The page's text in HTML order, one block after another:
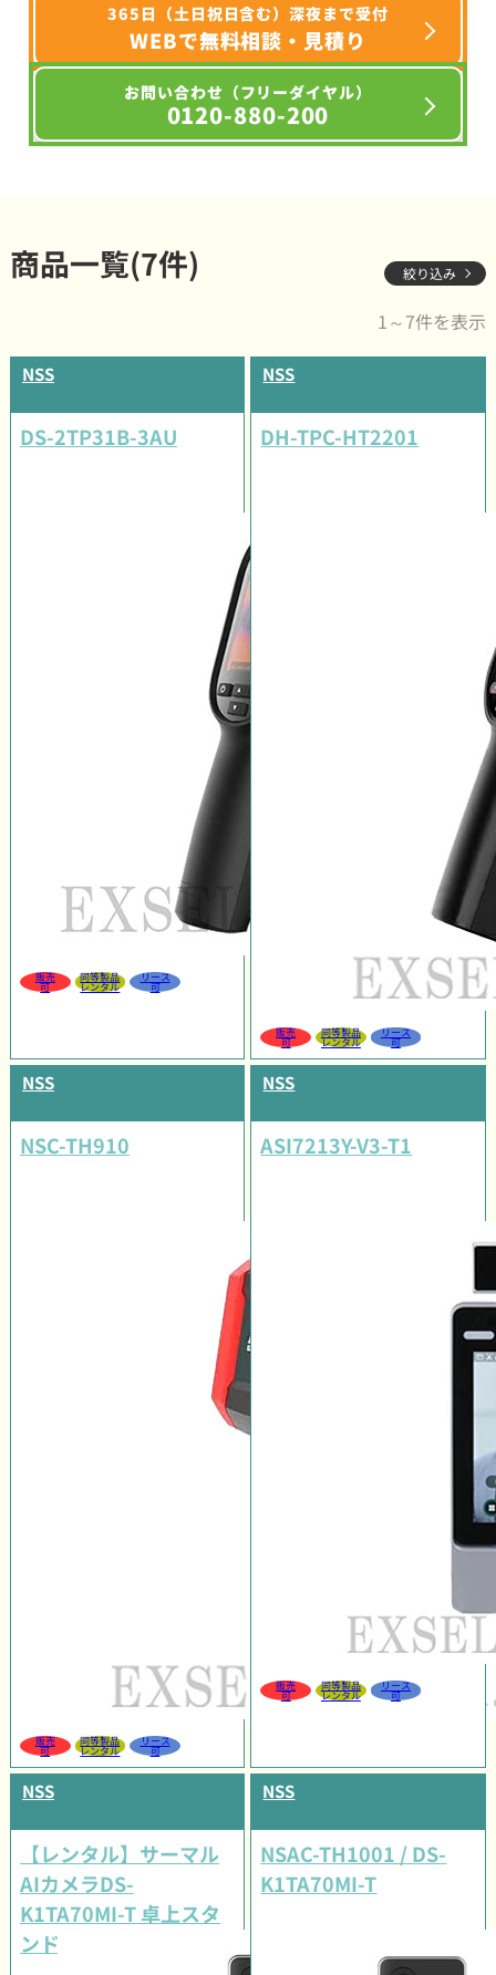
365日（土日祝日含む）深夜まで受付
WEBで無料相談・見積り
お問い合わせ（フリーダイヤル）
0120-880-200
商品一覧(7件) 絞り込み
1～7件を表示
NSS
DS-2TP31B-3AU
販売
可
同等製品
レンタル
リース
可
NSS
DH-TPC-HT2201
販売
可
同等製品
レンタル
リース
可
NSS
NSC-TH910
販売
可
同等製品
レンタル
リース
可
NSS
ASI7213Y-V3-T1
販売
可
同等製品
レンタル
リース
可
NSS
【レンタル】サーマル
AIカメラDS-
K1TA70MI-T 卓上スタ
ンドセット
NSS
NSAC-TH1001 / DS-
K1TA70MI-T